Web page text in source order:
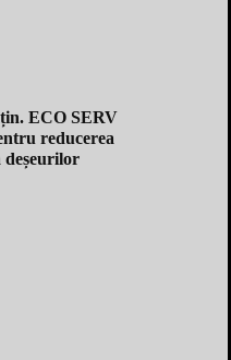
ECO SERV
reducerea
deșeurilor